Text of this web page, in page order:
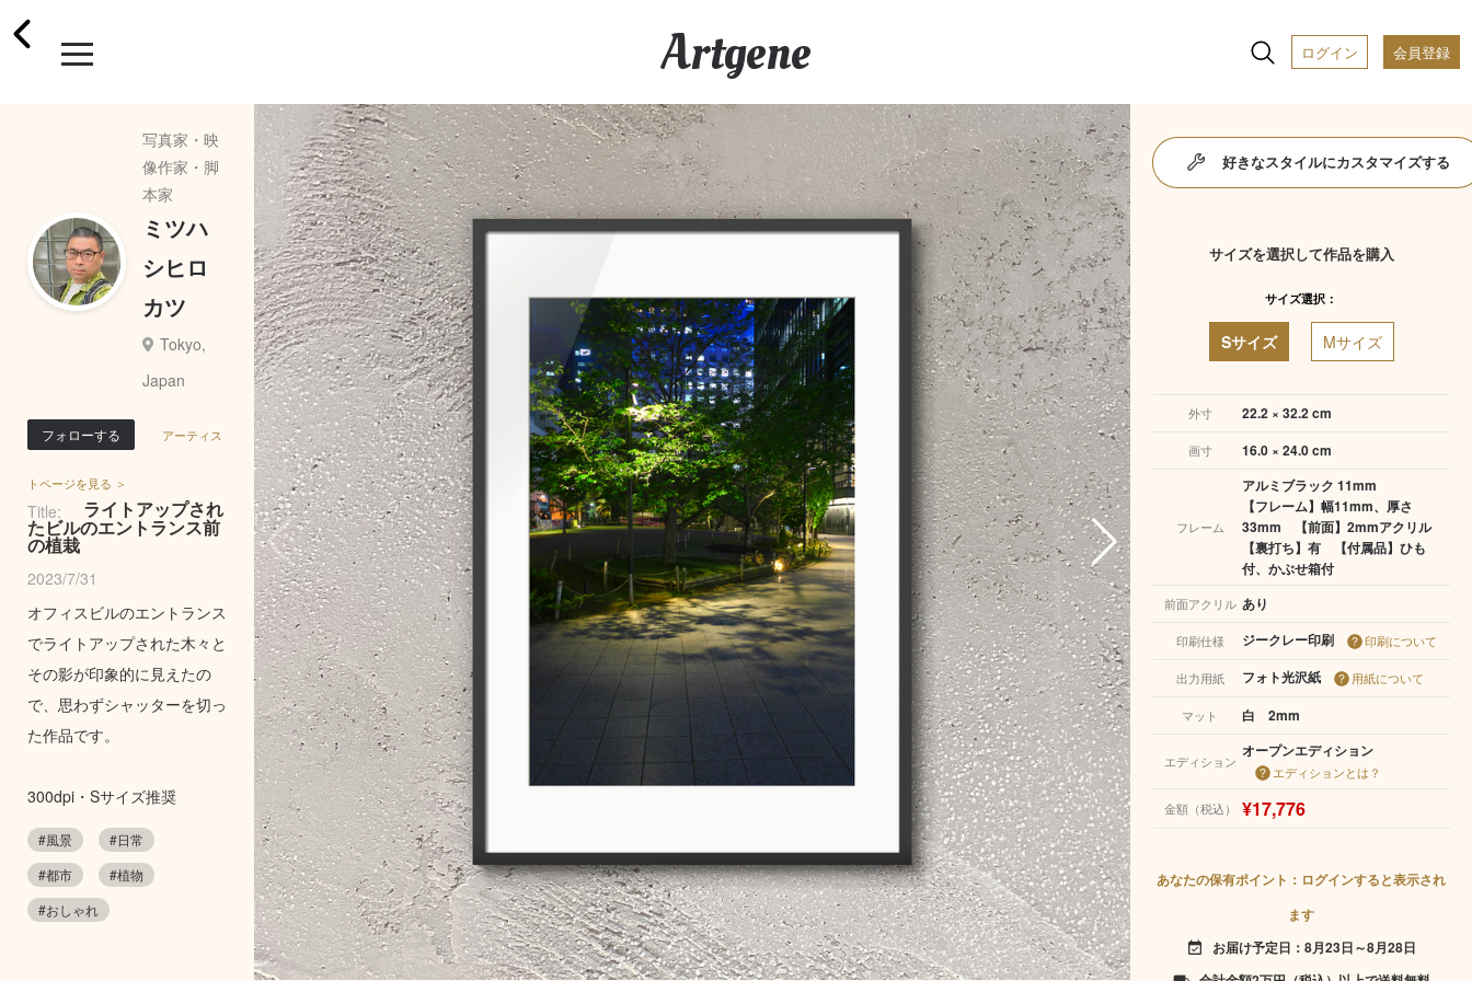
Artgene ログイン 会員登録
写真家・映
像作家・脚
本家
ミツハ
シヒロ
カツ
Tokyo,
Japan
フォローする アーティス
トページを見る ＞
Title: ライトアップされ
たビルのエントランス前
の植栽
2023/7/31
オフィスビルのエントランス
でライトアップされた木々と
その影が印象的に見えたの
で、思わずシャッターを切っ
た作品です。
300dpi・Sサイズ推奨
#風景
#日常
#都市
#植物
#おしゃれ
好きなスタイルにカスタマイズする
サイズを選択して作品を購入
サイズ選択：
Sサイズ Mサイズ
外寸 22.2 × 32.2 cm
画寸 16.0 × 24.0 cm
フレーム
アルミブラック 11mm
【フレーム】幅11mm、厚さ
33mm 【前面】2mmアクリル
【裏打ち】有 【付属品】ひも
付、かぶせ箱付
前面アクリル あり
印刷仕様 ジークレー印刷 印刷について
出力用紙 フォト光沢紙 用紙について
マット 白 2mm
エディション
オープンエディション
エディションとは？
金額（税込） ¥17,776
あなたの保有ポイント：ログインすると表示され
ます
event_available お届け予定日：8月23日～8月28日